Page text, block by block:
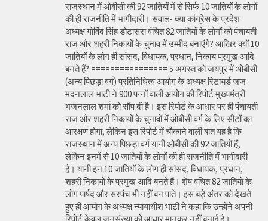
राजस्थान में ओबीसी की 92 जातियों में से सिर्फ 10 जातियों के लोगों
की ही राजनीति में भागीदारी। सवाल- क्या कांग्रेस के प्रदेश
अध्यक्ष गोविंद सिंह डोटासरा वंचित 82 जातियों के लोगों को पंचायती
राज और शहरी निकायों के चुनाव में उम्मीद बनाएंगे? आखिर क्यों 10
जातियों के लोग ही सांसद, विधायक, प्रधान, निकाय प्रमुख आदि
बनते हैं? ================ 5 अगस्त को जयपुर में ओबीसी
(अन्य पिछड़ा वर्ग) प्रतिनिधित्व आयोग के अध्यक्ष रिटायर्ड जज
मदनलाल भाटी ने 900 पन्नों वाली आयोग की रिपोर्ट मुख्यमंत्री
भजनलाल शर्मा को सौंप दी है। इस रिपोर्ट के आधार पर ही पंचायती
राज और शहरी निकायों के चुनावों में ओबीसी वर्ग के लिए सीटों का
आरक्षण होगा, लेकिन इस रिपोर्ट में चौकाने वाली बात यह है कि
राजस्थान में अन्य पिछड़ा वर्ग यानी ओबीसी की 92 जातियों हैं,
लेकिन इनमें से 10 जातियों के लोगों की ही राजनीति में भागीदारी
है। यानी इन 10 जातियों के लोग ही सांसद, विधायक, प्रधान,
शहरी निकायों के प्रमुख आदि बनते हैं। शेष वंचित 82 जातियों के
लोग पार्षद और सरपंच भी नहीं बन पाते। इस बड़े अंतर को देखते
हुए ही आयोग के अध्यक्ष न्यायाधीश भाटी ने कहा कि उन्होंने अपनी